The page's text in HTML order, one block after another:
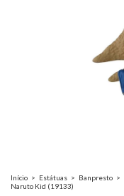
Início > Estátuas > Banpresto >
Naruto Kid (19133)